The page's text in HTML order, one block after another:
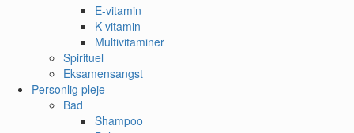
E-vitamin
K-vitamin
Multivitaminer
Spirituel
Eksamensangst
Personlig pleje
Bad
Shampoo